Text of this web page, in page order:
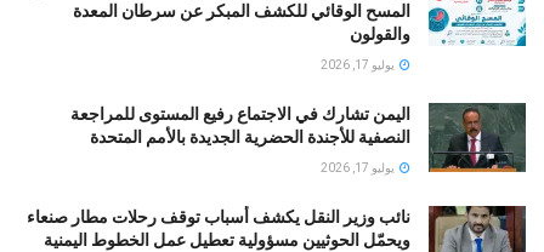
المسح الوقائي للكشف المبكر عن سرطان المعدة
والقولون
يوليو 17, 2026
اليمن تشارك في الاجتماع رفيع المستوى للمراجعة
النصفية للأجندة الحضرية الجديدة بالأمم المتحدة
يوليو 17, 2026
نائب وزير النقل يكشف أسباب توقف رحلات مطار صنعاء
ويحمّل الحوثيين مسؤولية تعطيل عمل الخطوط اليمنية